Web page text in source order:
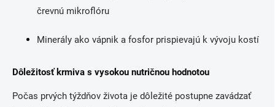
črevnú mikroflóru
Minerály ako vápnik a fosfor prispievajú k vývoju kostí
Dôležitosť krmiva s vysokou nutričnou hodnotou
Počas prvých týždňov života je dôležité postupne zavádzať